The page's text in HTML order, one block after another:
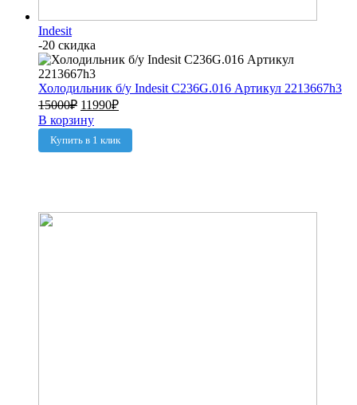
Indesit
-20 скидка
Холодильник б/у Indesit C236G.016 Артикул 2213667h3
15000₽ 11990₽
В корзину
Купить в 1 клик